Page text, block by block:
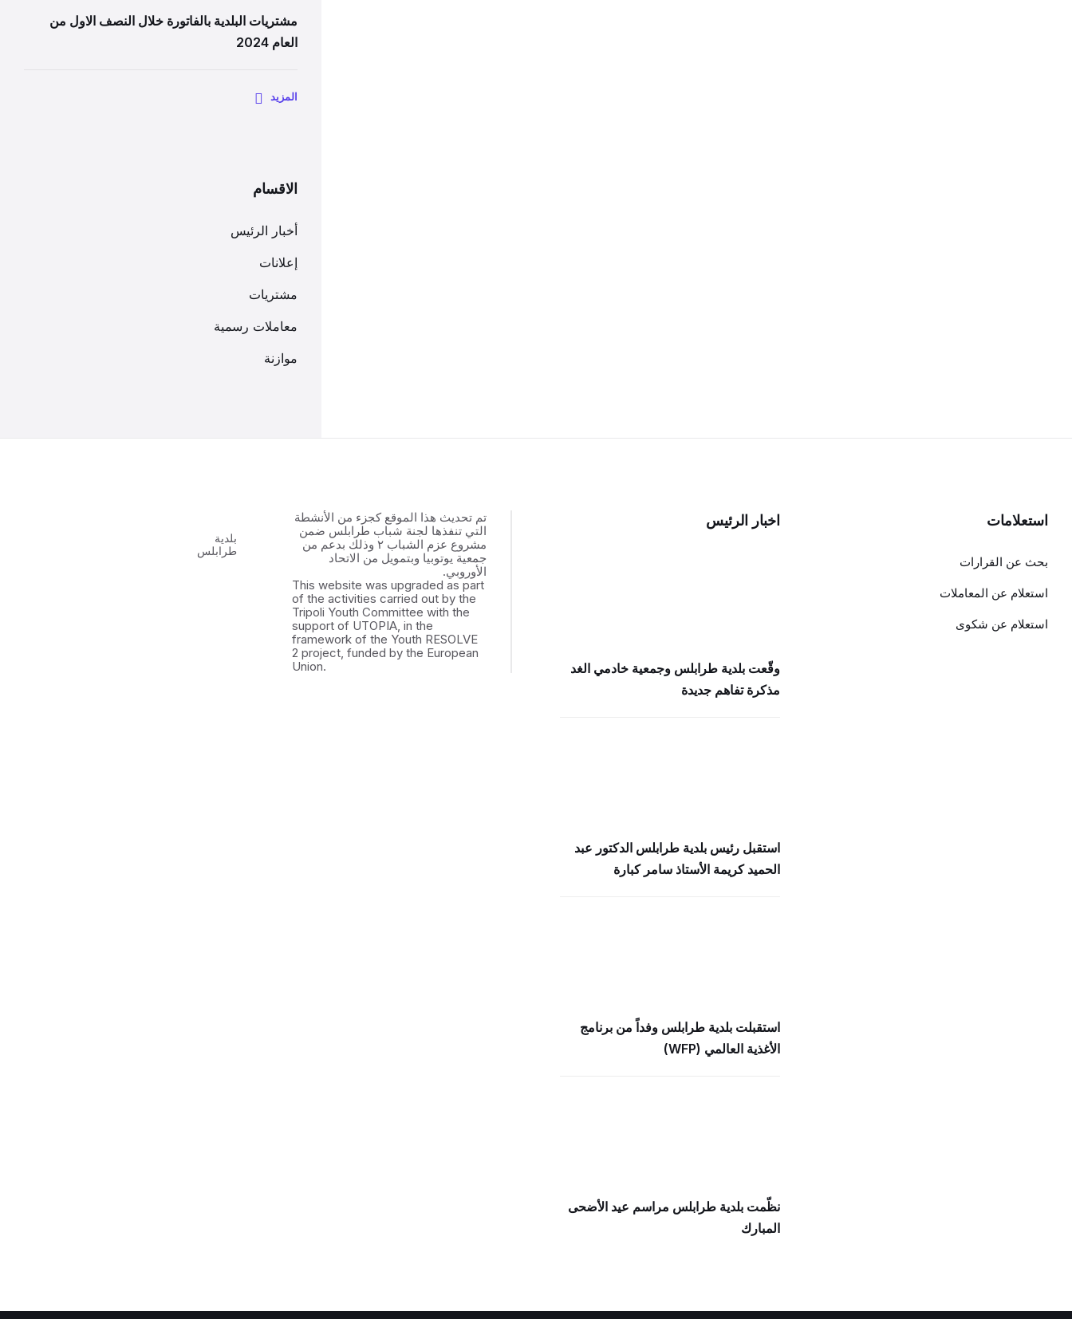
مشتريات البلدية بالفاتورة خلال النصف الاول من
العام 2024
المزيد
الاقسام
أخبار الرئيس
إعلانات
مشتريات
معاملات رسمية
موازنة
استعلامات
بحث عن القرارات
استعلام عن المعاملات
استعلام عن شكوى
اخبار الرئيس
وقّعت بلدية طرابلس وجمعية خادمي الغد
مذكرة تفاهم جديدة
استقبل رئيس بلدية طرابلس الدكتور عبد
الحميد كريمة الأستاذ سامر كبارة
استقبلت بلدية طرابلس وفداً من برنامج
الأغذية العالمي (WFP)
نظّمت بلدية طرابلس مراسم عيد الأضحى
المبارك
تم تحديث هذا الموقع كجزء من الأنشطة
التي تنفذها لجنة شباب طرابلس ضمن
مشروع عزم الشباب ٢ وذلك بدعم من
جمعية يوتوبيا وبتمويل من الاتحاد
الأوروبي.
This website was upgraded as part
of the activities carried out by the
Tripoli Youth Committee with the
support of UTOPIA, in the
framework of the Youth RESOLVE
2 project, funded by the European
Union.
بلدية
طرابلس